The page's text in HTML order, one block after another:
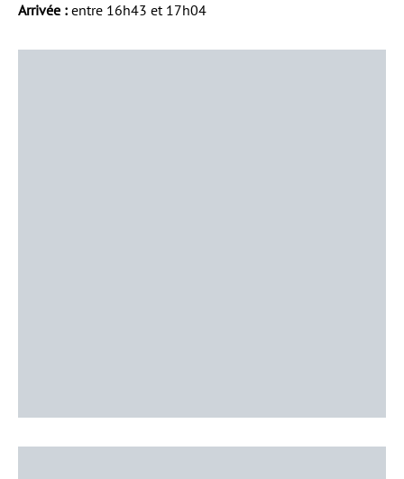
Arrivée : entre 16h43 et 17h04